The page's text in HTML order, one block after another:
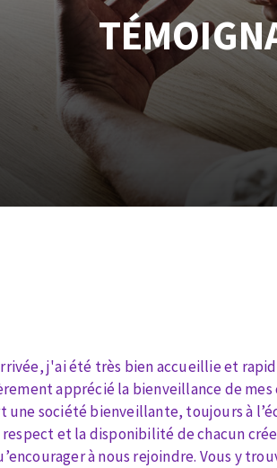
à profil
lamelles diamantés
ABRASIFS
j'ai été très bien accueillie et
apprécié la bienveillance de mes
une société bienveillante, toujours à
respect et la disponibilité de chacun
à nous rejoindre. Vous y